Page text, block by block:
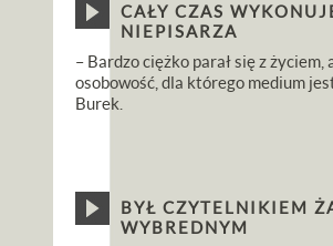
CAŁY CZAS
NIEPISARZA
– Bardzo ciężko parał się z
osobowość, dla którego medium
Burek.
BYŁ CZYTELNIKIEM
WYBREDNYM